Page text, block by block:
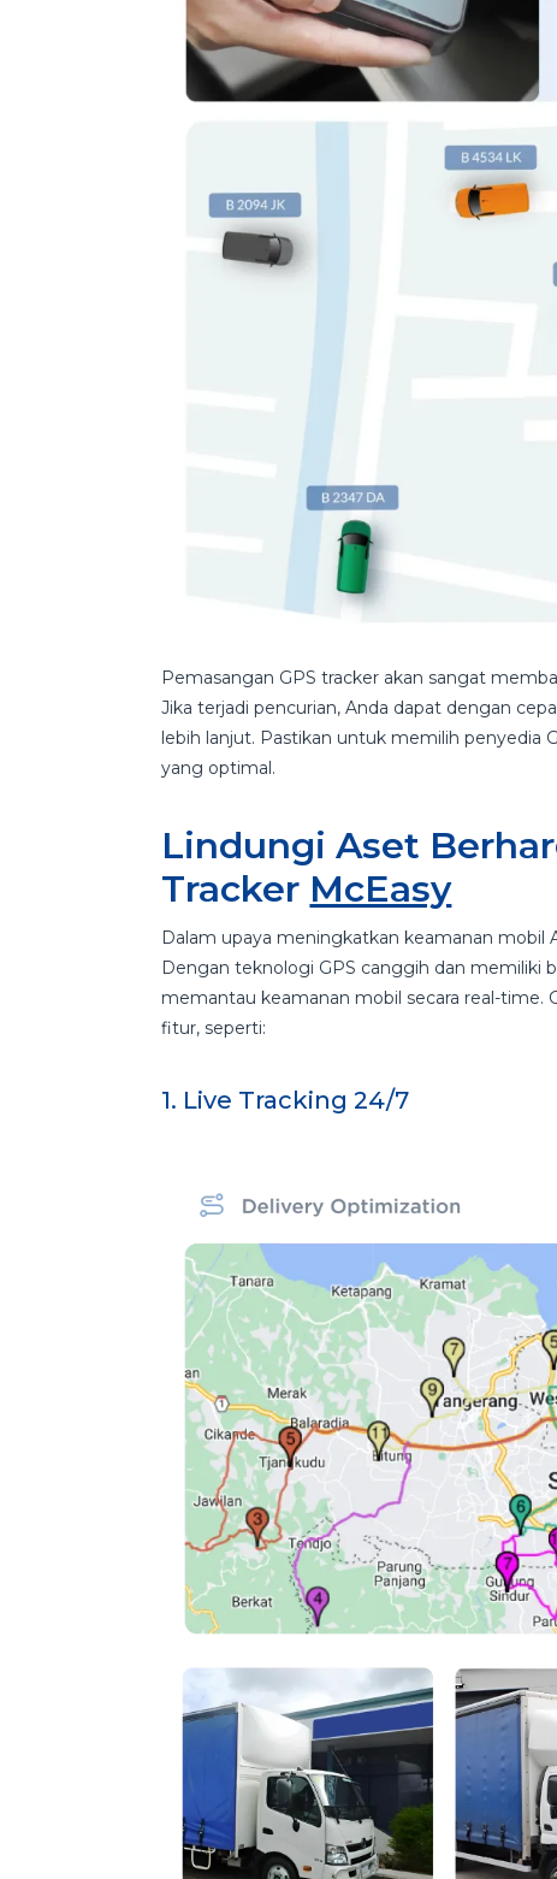
Pemasangan GPS tracker akan sangat
Jika terjadi pencurian, Anda dapat dengan
lebih lanjut. Pastikan untuk memilih penyedia
yang optimal.
Lindungi Aset
Tracker McEasy
Dalam upaya meningkatkan keamanan mobil
Dengan teknologi GPS canggih dan memiliki
memantau keamanan mobil secara real-time.
fitur, seperti:
1. Live Tracking 24/7